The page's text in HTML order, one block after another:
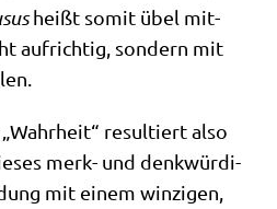
heißt somit übel mit­
auf­rich­tig, son­dern mit
resul­tiert also
merk- und denk­wür­di­
mit einem win­zi­gen,